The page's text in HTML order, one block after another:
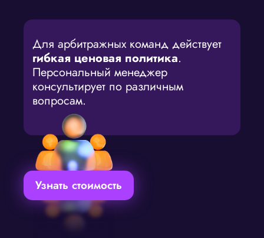
Для арбитражных команд действует
гибкая ценовая политика.
Персональный менеджер
консультирует по различным
вопросам.
Узнать стоимость